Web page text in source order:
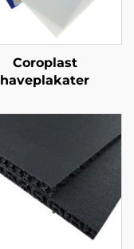
Coroplast
haveplakater